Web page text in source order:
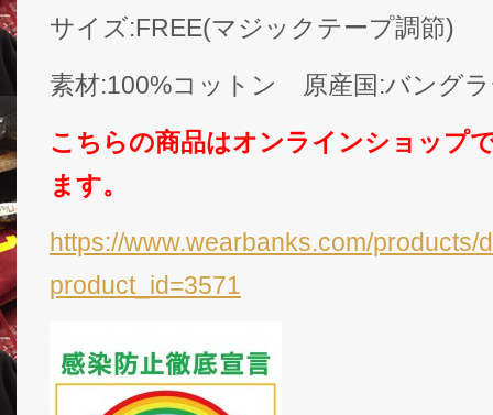
サイズ:FREE(マジックテープ調節)
素材:100%コットン 原産国:バング
こちらの商品はオンラインショップ
ます。
https://www.wearbanks.com/products/
product_id=3571